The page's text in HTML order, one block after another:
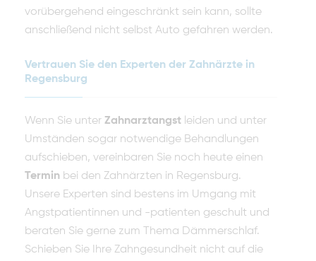
vorübergehend eingeschränkt sein kann, sollte
anschließend nicht selbst Auto gefahren werden.
Vertrauen Sie den Experten der Zahnärzte in
Regensburg
Wenn Sie unter Zahnarztangst leiden und unter
Umständen sogar notwendige Behandlungen
aufschieben, vereinbaren Sie noch heute einen
Termin bei den Zahnärzten in Regensburg.
Unsere Experten sind bestens im Umgang mit
Angstpatientinnen und -patienten geschult und
beraten Sie gerne zum Thema Dämmerschlaf.
Schieben Sie Ihre Zahngesundheit nicht auf die